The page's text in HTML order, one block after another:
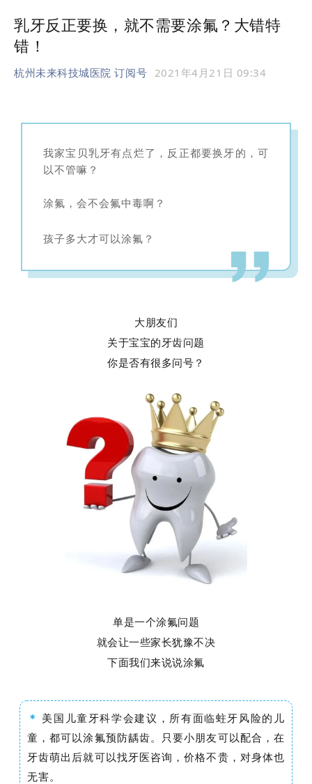
乳牙反正要换，就不需要涂氟？大错特
错！
杭州未来科技城医院 订阅号 2021年4月21日 09:34
我家宝贝乳牙有点烂了，反正都要换牙的，可
以不管嘛？
涂氟，会不会氟中毒啊？
孩子多大才可以涂氟？
大朋友们
关于宝宝的牙齿问题
你是否有很多问号？
单是一个涂氟问题
就会让一些家长犹豫不决
下面我们来说说涂氟
＊ 美国儿童牙科学会建议，所有面临蛀牙风险的儿
童，都可以涂氟预防龋齿。只要小朋友可以配合，在
牙齿萌出后就可以找牙医咨询，价格不贵，对身体也
无害。